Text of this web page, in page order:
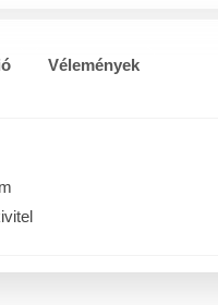
Vélemények